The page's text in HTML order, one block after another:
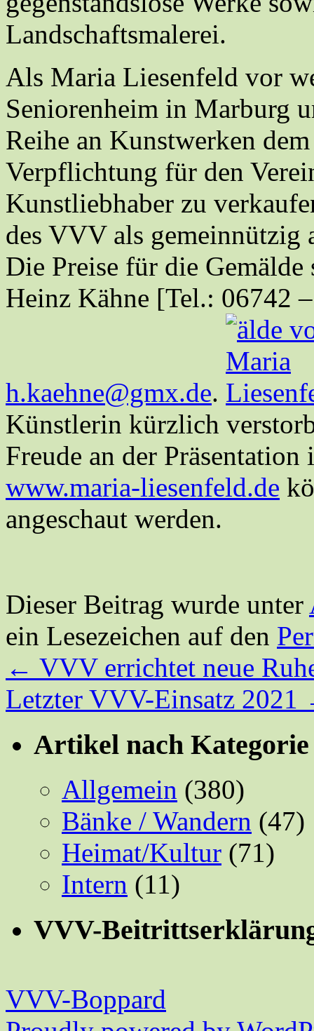
Landschaftsmalerei.
Als Maria Liesenfeld vor
Seniorenheim in Marburg
Reihe an Kunstwerken
Verpflichtung für den
Kunstliebhaber zu
des VVV als gemeinnützig
Die Preise für die
Heinz Kähne [Tel.: 06742
h.kaehne@gmx.de.
Künstlerin kürzlich
Freude an der
www.maria-liesenfeld.de
angeschaut werden.
Dieser Beitrag wurde unter
ein Lesezeichen auf den
← VVV errichtet neue
Letzter VVV-Einsatz 2021
Artikel nach Kategorie
Allgemein (380)
Bänke / Wandern (47)
Heimat/Kultur (71)
Intern (11)
VVV-
VVV-Boppard